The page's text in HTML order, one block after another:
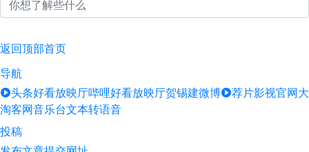
返回顶部首页
导航
头条好看放映厅哔哩好看放映厅贺锡建微博 荐片影视官网大
淘客网音乐台文本转语音
投稿